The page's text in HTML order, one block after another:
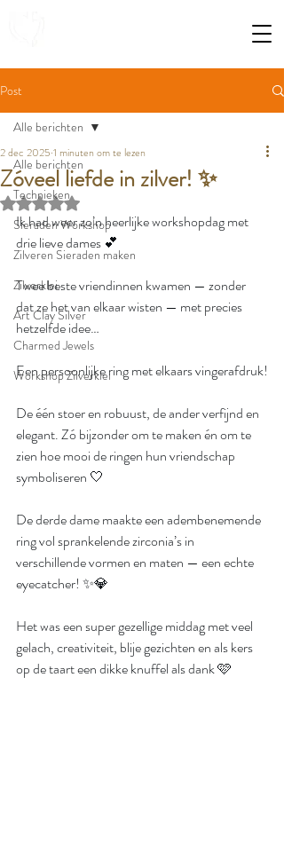
Post
Alle berichten
Technieken
Sieraden Workshop
Zilveren Sieraden maken
Zilverklei
Art Clay Silver
Charmed Jewels
Workshop Zilverklei
Alle berichten
Zóveel liefde in zilver! ✨
2 dec 2025 1 minuten om te lezen
Beoordeeld met NaN uit 5 sterren.
Ik had weer zo’n heerlijke workshopdag met
drie lieve dames 💕
Twee beste vriendinnen kwamen — zonder
dat ze het van elkaar wisten — met precies
hetzelfde idee…
Een persoonlijke ring met elkaars vingerafdruk!
De één stoer en robuust, de ander verfijnd en
elegant. Zó bijzonder om te maken én om te
zien hoe mooi de ringen hun vriendschap
symboliseren 🤍
De derde dame maakte een adembenemende
ring vol sprankelende zirconia’s in
verschillende vormen en maten — een echte
eyecatcher! ✨💎
Het was een super gezellige middag met veel
gelach, creativiteit, blije gezichten en als kers
op de taart een dikke knuffel als dank 🩷